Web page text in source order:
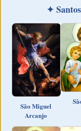
✦
São Miguel
Arcanjo